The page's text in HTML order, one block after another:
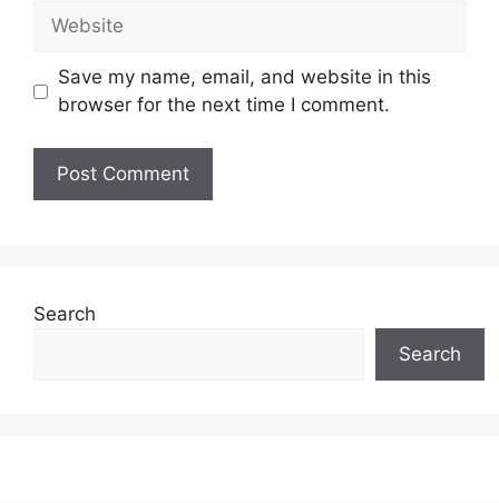
Website
Save my name, email, and website in this
browser for the next time I comment.
Search
Search